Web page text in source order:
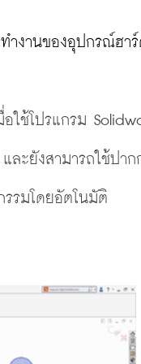
ำงานของอุปกรณ์ฮา
ใช้โปรแกรม
ะยังสามารถใช้ปาก
รมโดยอัตโนมัติ